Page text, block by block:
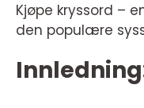
Kjøpe kryssord –
den populære